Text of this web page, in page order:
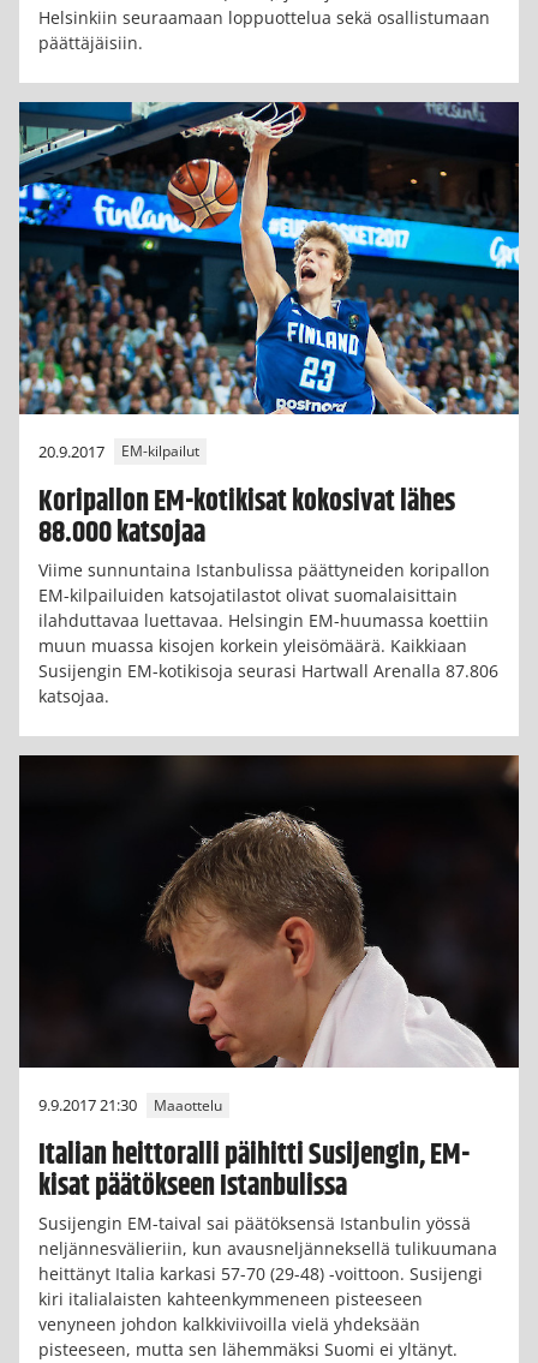
Helsinkiin seuraamaan loppuottelua sekä osallistumaan
päättäjäisiin.
20.9.2017 EM-kilpailut
Koripallon EM-kotikisat kokosivat lähes
88.000 katsojaa
Viime sunnuntaina Istanbulissa päättyneiden koripallon
EM-kilpailuiden katsojatilastot olivat suomalaisittain
ilahduttavaa luettavaa. Helsingin EM-huumassa koettiin
muun muassa kisojen korkein yleisömäärä. Kaikkiaan
Susijengin EM-kotikisoja seurasi Hartwall Arenalla 87.806
katsojaa.
9.9.2017 21:30 Maaottelu
Italian heittoralli päihitti Susijengin, EM-
kisat päätökseen Istanbulissa
Susijengin EM-taival sai päätöksensä Istanbulin yössä
neljännesvälieriin, kun avausneljänneksellä tulikuumana
heittänyt Italia karkasi 57-70 (29-48) -voittoon. Susijengi
kiri italialaisten kahteenkymmeneen pisteeseen
venyneen johdon kalkkiviivoilla vielä yhdeksään
pisteeseen, mutta sen lähemmäksi Suomi ei yltänyt.